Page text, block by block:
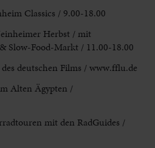
Classics / 9.00-18.00
Herbst / mit
Slow-Food-Markt / 11.00-18.00
deutschen Films / www.fflu.de
Alten Ägypten /
mit den RadGuides /